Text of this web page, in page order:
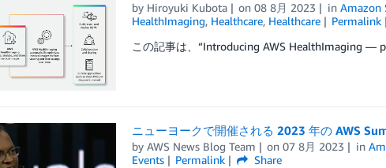
by Hiroyuki Kubota on08 8月 2023 inAmazon
HealthImaging, Healthcare, Healthcare Permalink
この記事は、“Introducing AWS HealthImaging
ニューヨークで開催される 2023 年の AWS
by AWS News Blog Team on07 8月 2023 in
Events
Permalink
Share